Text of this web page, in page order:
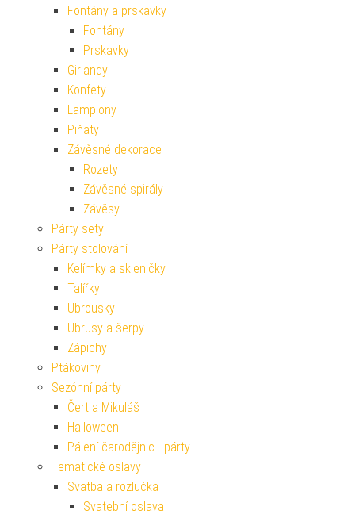
Fontány a prskavky
Fontány
Prskavky
Girlandy
Konfety
Lampiony
Piňaty
Závěsné dekorace
Rozety
Závěsné spirály
Závěsy
Párty sety
Párty stolování
Kelímky a skleničky
Talířky
Ubrousky
Ubrusy a šerpy
Zápichy
Ptákoviny
Sezónní párty
Čert a Mikuláš
Halloween
Pálení čarodějnic - párty
Tematické oslavy
Svatba a rozlučka
Svatební oslava